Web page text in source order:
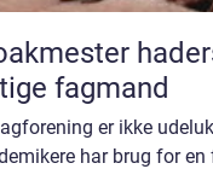
haderslev sådan
fagmand
er ikke
har brug for